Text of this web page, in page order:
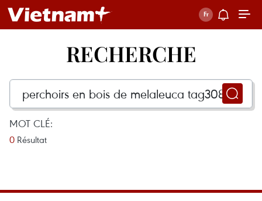
RECHERCHE
MOT CLÉ:
0 Résultat